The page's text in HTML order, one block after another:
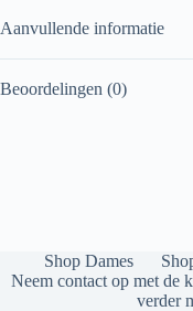
Aanvullende informatie
Beoordelingen (0)
Shop Dames
Neem contact op met de
verder